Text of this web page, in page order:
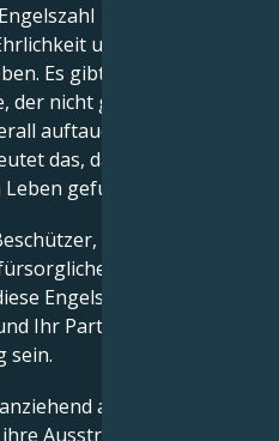
116 ist dies ein
und echte
Es gibt keinen
der nicht geliebt werden
auftaucht und du dich
das, dass du den
gefunden hast.
dass du einen
Ehemann
Engelszahl Freude
Ihr Partner immer
sein.
auf das andere
Ausstrahlung und